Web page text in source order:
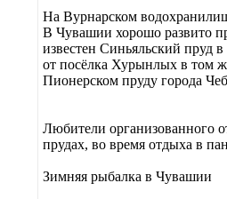
На Вурнарском
В Чувашии хорошо развито
известен Синьяльский пруд
от посёлка Хурынлых в том
Пионерском пруду города
Любители организованного
прудах, во время отдыха в
Зимняя рыбалка в Чувашии